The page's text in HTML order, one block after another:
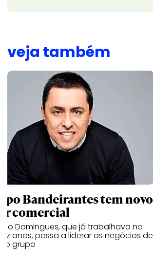
veja também
Bandeirantes tem novo
comercial
Domingues, que já trabalhava na
anos, passa a liderar os negócios de
o grupo